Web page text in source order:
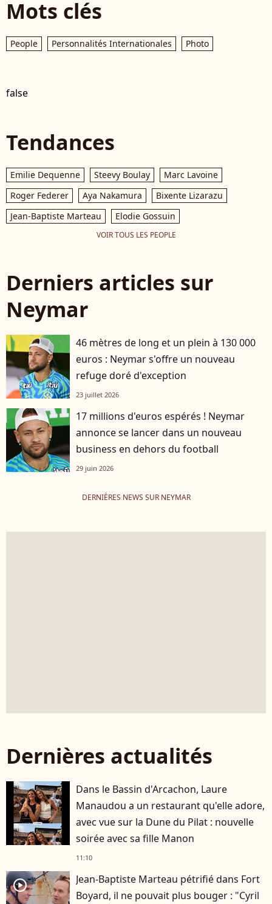
Mots clés
People Personnalités Internationales Photo
false
Tendances
Emilie Dequenne Steevy Boulay
Marc Lavoine
Roger Federer
Aya Nakamura
Bixente Lizarazu
Jean-Baptiste Marteau
Elodie Gossuin
VOIR TOUS LES PEOPLE
Derniers articles sur
Neymar
46 mètres de long et un plein à 130 000
euros : Neymar s'offre un nouveau
refuge doré d'exception
23 juillet 2026
17 millions d'euros espérés ! Neymar
annonce se lancer dans un nouveau
business en dehors du football
29 juin 2026
DERNIÈRES NEWS SUR NEYMAR
Dernières actualités
Dans le Bassin d'Arcachon, Laure
Manaudou a un restaurant qu'elle adore,
avec vue sur la Dune du Pilat : nouvelle
soirée avec sa fille Manon
11:10
player2
Jean-Baptiste Marteau pétrifié dans Fort
Boyard, il ne pouvait plus bouger : "Cyril